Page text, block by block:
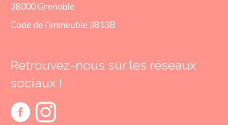
38000 Grenoble
Code de l'immeuble 3813B
Retrouvez-nous sur les réseaux
sociaux !